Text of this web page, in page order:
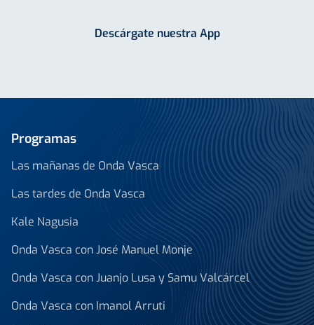
Descárgate nuestra App
Programas
Las mañanas de Onda Vasca
Las tardes de Onda Vasca
Kale Nagusia
Onda Vasca con José Manuel Monje
Onda Vasca con Juanjo Lusa y Samu Valcárcel
Onda Vasca con Imanol Arruti